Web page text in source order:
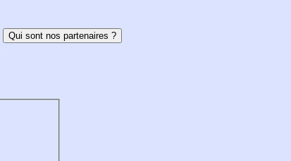
Qui sont nos partenaires ?